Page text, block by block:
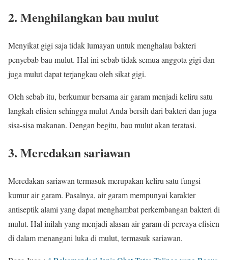
2. Menghilangkan bau mulut
Menyikat gigi saja tidak lumayan untuk menghalau bakteri
penyebab bau mulut. Hal ini sebab tidak semua anggota gigi dan
juga mulut dapat terjangkau oleh sikat gigi.
Oleh sebab itu, berkumur bersama air garam menjadi keliru satu
langkah efisien sehingga mulut Anda bersih dari bakteri dan juga
sisa-sisa makanan. Dengan begitu, bau mulut akan teratasi.
3. Meredakan sariawan
Meredakan sariawan termasuk merupakan keliru satu fungsi
kumur air garam. Pasalnya, air garam mempunyai karakter
antiseptik alami yang dapat menghambat perkembangan bakteri di
mulut. Hal inilah yang menjadi alasan air garam di percaya efisien
di dalam menangani luka di mulut, termasuk sariawan.